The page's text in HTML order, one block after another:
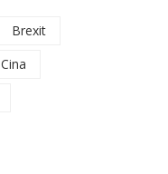
Brexit
Cina